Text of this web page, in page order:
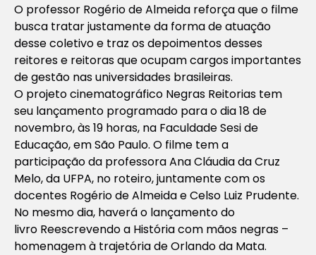
O professor Rogério de Almeida reforça que o filme
busca tratar justamente da forma de atuação
desse coletivo e traz os depoimentos desses
reitores e reitoras que ocupam cargos importantes
de gestão nas universidades brasileiras.
O projeto cinematográfico Negras Reitorias tem
seu lançamento programado para o dia 18 de
novembro, às 19 horas, na Faculdade Sesi de
Educação, em São Paulo. O filme tem a
participação da professora Ana Cláudia da Cruz
Melo, da UFPA, no roteiro, juntamente com os
docentes Rogério de Almeida e Celso Luiz Prudente.
No mesmo dia, haverá o lançamento do
livro Reescrevendo a História com mãos negras –
homenagem à trajetória de Orlando da Mata.